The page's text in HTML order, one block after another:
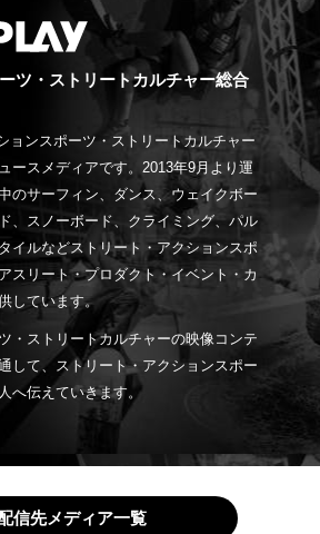
ツ・ストリートカルチャー総合
ョンスポーツ・ストリートカルチャー
ースメディアです。2013年9月より運
のサーフィン、ダンス、ウェイクボー
、スノーボード、クライミング、パル
イルなどストリート・アクションスポ
スリート・プロダクト・イベント・カ
しています。
・ストリートカルチャーの映像コンテ
して、ストリート・アクションスポー
へ伝えていきます。
信先メディア一覧